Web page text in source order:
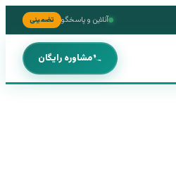
آنلاین و پاسخگو تضمینی
مشاوره رایگان